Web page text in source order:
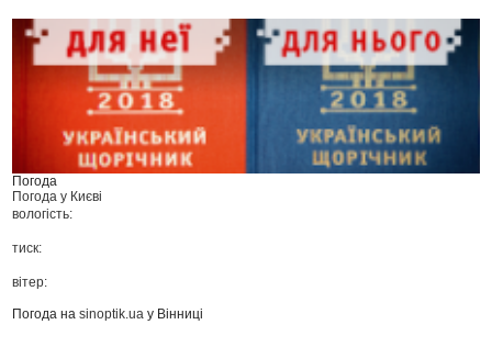
Погода
Погода у Києві
вологість:
тиск:
вітер:
Погода наsinoptik.ua у Вінниці